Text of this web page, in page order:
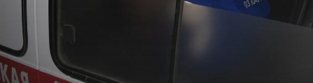
Спорт
Экономика и бизнес